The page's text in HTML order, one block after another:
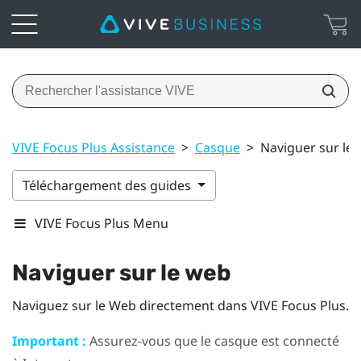
VIVE Focus Plus Assistance > Casque > Naviguer sur le
Téléchargement des guides
VIVE Focus Plus Menu
Naviguer sur le web
Naviguez sur le Web directement dans VIVE Focus Plus.
Important : Assurez-vous que le casque est connecté